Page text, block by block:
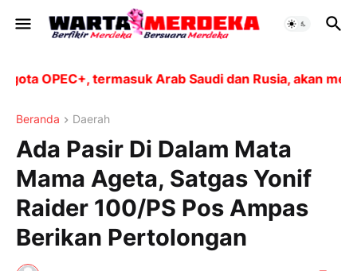
OPEC+, termasuk Arab Saudi dan Rusia, akan
Beranda Daerah
Ada Pasir Di Dalam Mata
Mama Ageta, Satgas Yonif
Raider 100/PS Pos Ampas
Berikan Pertolongan